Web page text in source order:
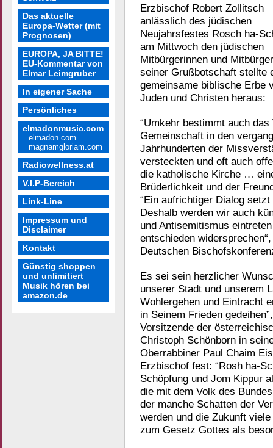
Das aktuelle
Europa-Wetter (mit
Prognosen)
EUROPA, JA BITTE!
EU-Kommentar von
Elmar Leimgruber
In eigener Sache
Persönliches
elmadonmusic.com
elmadon.com
magnamgloriam.com
Radiowellness.at
V.I.P-Bereich
Link-Line
Impressum und
Disclaimer
Kontakt
Günstig shoppen
und unlimitiert
Musik hören bei
amazon.de
Erzbischof Robert Zollitsch
anlässlich des jüdischen
Neujahrsfestes Rosch ha-
am Mittwoch den jüdischen
Mitbürgerinnen und
seiner Grußbotschaft stellte
gemeinsame biblische Erbe
Juden und Christen heraus:
“Umkehr bestimmt auch
Gemeinschaft in den
Jahrhunderten der
versteckten und oft auch
die katholische Kirche …
Brüderlichkeit und der
“Ein aufrichtiger Dialog
Deshalb werden wir auch
und Antisemitismus
entschieden
Deutschen
Es sei sein herzlicher
unserer Stadt und unserem
Wohlergehen und Eintracht
in Seinem Frieden
Vorsitzende der
Christoph Schönborn in
Oberrabbiner Paul Chaim
Erzbischof fest: “Rosh ha-
Schöpfung und Jom Kippur
die mit dem Volk des
der manche Schatten der
werden und die Zukunft
zum Gesetz Gottes als